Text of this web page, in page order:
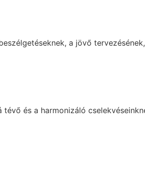
a jövő tervezésének,
és a harmonizáló